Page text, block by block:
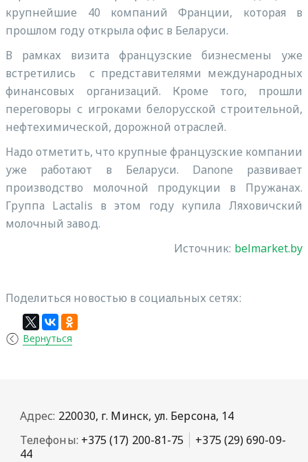
крупнейшие 40 компаний Франции, которая в
прошлом году открыла офис в Беларуси.
В рамках визита французские бизнесмены уже
встретились с представителями международных
финансовых организаций. Кроме того, прошли
переговоры с игроками белорусской строительной,
нефтехимической, дорожной отраслей.
Надо отметить, что крупные французские компании
уже работают в Беларуси. Danone развивает
производство молочной продукции в Пружанах.
Группа Lactalis в этом году купила Ляховичский
молочный завод.
Источник: belmarket.by
Поделиться новостью в социальных сетях:
Вернуться
Адрес: 220030, г. Минск, ул. Берсона, 14
Телефоны: +375 (17) 200-81-75
+375 (29) 690-09-
44